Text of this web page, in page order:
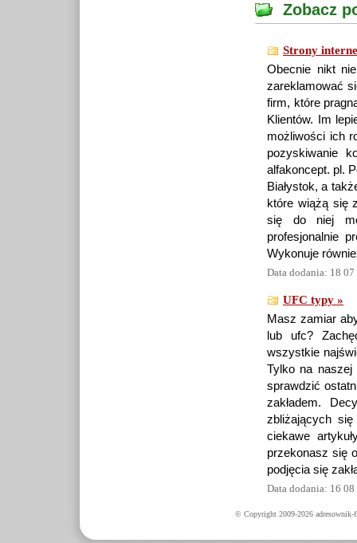
Zobacz
Strony
Obecnie nikt
zareklamować
firm, które
Klientów. Im
możliwości ich
pozyskiwanie
alfakoncept. pl.
Białystok, a
które wiążą się
się do niej
profesjonalnie
Wykonuje
Data dodania: 18
UFC typy »
Masz zamiar
lub ufc?
wszystkie
Tylko na naszej
sprawdzić
zakładem.
zbliżających
ciekawe
przekonasz się
podjęcia się
Data dodania: 16
© Copyright 2009-2026